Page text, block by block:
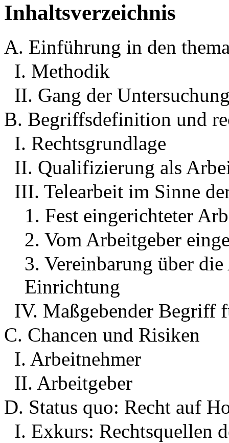
Inhaltsverzeichnis
A. Einführung in den
I. Methodik
II. Gang der
B. Begriffsdefinition und
I. Rechtsgrundlage
II. Qualifizierung als
III. Telearbeit im Sinne
1. Fest eingerichteter
2. Vom Arbeitgeber
3. Vereinbarung über
Einrichtung
IV. Maßgebender Begriff
C. Chancen und Risiken
I. Arbeitnehmer
II. Arbeitgeber
D. Status quo: Recht auf
I. Exkurs: Rechtsquellen